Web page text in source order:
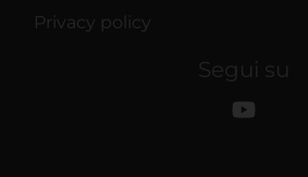
Privacy policy
Segui su